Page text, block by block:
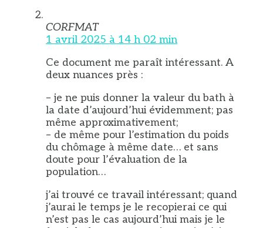
CORFMAT
1 avril 2025 à 14 h 02 min
Ce document me paraît intéressant. A
deux nuances près :
– je ne puis donner la valeur du bath à
la date d’aujourd’hui évidemment; pas
même approximativement;
– de même pour l’estimation du poids
du chômage à même date… et sans
doute pour l’évaluation de la
population…
j’ai trouvé ce travail intéressant; quand
j’aurai le temps je le recopierai ce qui
n’est pas le cas aujourd’hui mais je le